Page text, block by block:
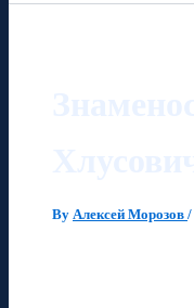
By Алексей Морозов /